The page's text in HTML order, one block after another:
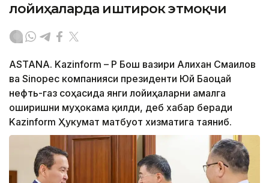
лойиҳаларда иштирок этмоқчи
ASTANA. Kazinform – ҚР Бош вазири Алихан Смаилов
ва Sinopec компанияси президенти Юй Баоцай
нефть-газ соҳасида янги лойиҳаларни амалга
оширишни муҳокама қилди, деб хабар беради
Kazinform Ҳукумат матбуот хизматига таяниб.